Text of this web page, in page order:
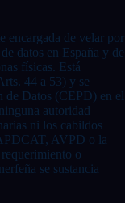
encargada de velar por
datos en España y de
físicas. Está
44 a 53) y se
de Datos (CEPD) en el
autoridad
ni los cabildos
AVPD o la
o
se sustancia